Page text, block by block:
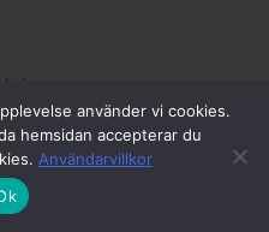
använder vi cookies.
hemsidan accepterar du
Användarvillkor